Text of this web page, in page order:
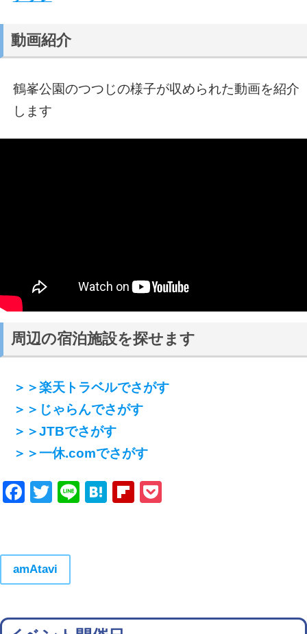
動画紹介
鶴峯公園のつつじの様子が収められた動画を紹介
します
周辺の宿泊施設を探せます
＞＞楽天トラベルでさがす
＞＞じゃらんでさがす
＞＞JTBでさがす
＞＞一休.comでさがす
Facebook
Twitter
LineHatenaFlipboard
amAtavi